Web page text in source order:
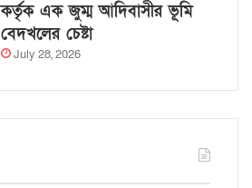
কর্তৃক এক জুম্ম আদিবাসীর ভূমি
বেদখলের চেষ্টা
July 28, 2026